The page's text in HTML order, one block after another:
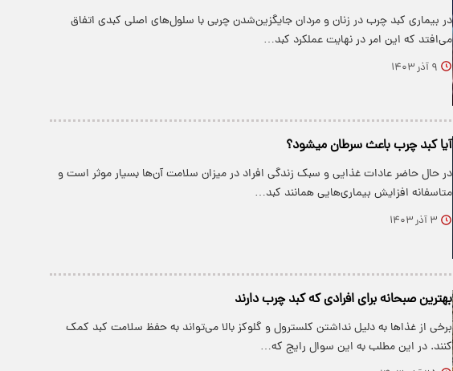
در بیماری کبد چرب در زنان و مردان جایگزین‌شدن چربی با سلول‌های اصلی کبدی اتفاق
می‌افتد که این امر در نهایت عملکرد کبد…
۹ آذر ۱۴۰۳
آیا کبد چرب باعث سرطان میشود؟
در حال حاضر عادات غذایی و سبک زندگی افراد در میزان سلامت آن‌ها بسیار موثر است و
متاسفانه افزایش بیماری‌هایی همانند کبد…
۳ آذر ۱۴۰۳
بهترین صبحانه برای افرادی که کبد چرب دارند
برخی از غذاها به دلیل نداشتن کلسترول و گلوکز بالا می‌تواند به حفظ سلامت کبد کمک
کنند. در این مطلب به این سوال رایج که…